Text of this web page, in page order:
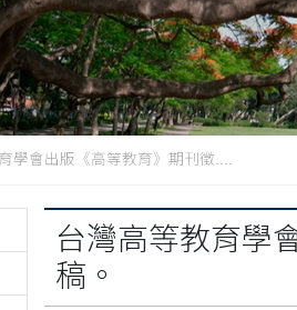
學會出版《高等教育》期刊徵....
台灣高等教育學
稿。